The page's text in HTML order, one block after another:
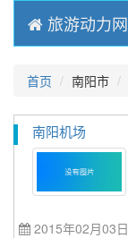
旅游动力网
首页 南阳市
南阳机场
2015年02月03日